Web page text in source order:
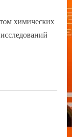
химических